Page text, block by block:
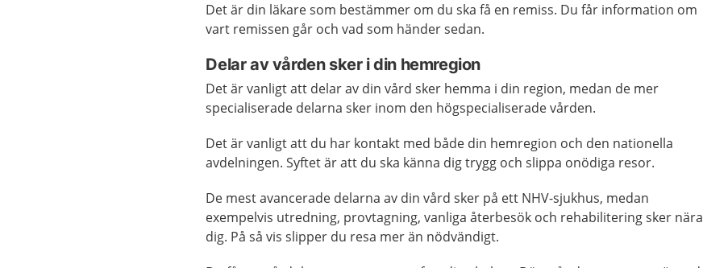
Det är din läkare som bestämmer om du ska få en remiss. Du får information om
vart remissen går och vad som händer sedan.
Delar av vården sker i din hemregion
Det är vanligt att delar av din vård sker hemma i din region, medan de mer
specialiserade delarna sker inom den högspecialiserade vården.
Det är vanligt att du har kontakt med både din hemregion och den nationella
avdelningen. Syftet är att du ska känna dig trygg och slippa onödiga resor.
De mest avancerade delarna av din vård sker på ett NHV-sjukhus, medan
exempelvis utredning, provtagning, vanliga återbesök och rehabilitering sker nära
dig. På så vis slipper du resa mer än nödvändigt.